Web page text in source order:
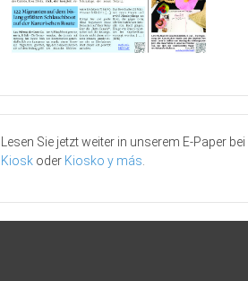
Lesen Sie jetzt weiter in unserem E-Paper bei
Kiosk oder Kiosko y más